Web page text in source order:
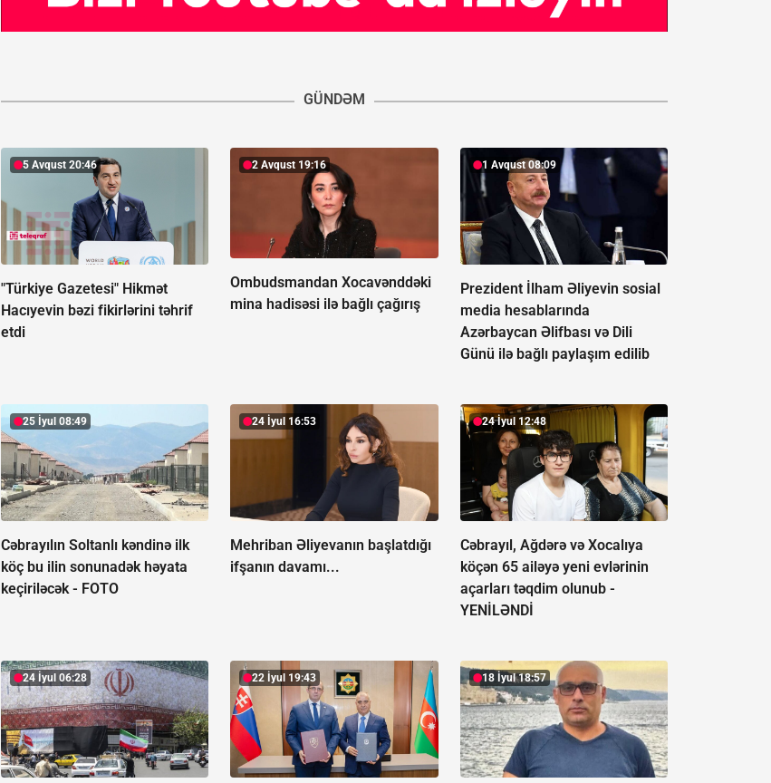
GÜNDƏM
5 Avqust 20:46
"Türkiye Gazetesi" Hikmət
Hacıyevin bəzi fikirlərini təhrif
etdi
2 Avqust 19:16
Ombudsmandan Xocavənddəki
mina hadisəsi ilə bağlı çağırış
1 Avqust 08:09
Prezident İlham Əliyevin sosial
media hesablarında
Azərbaycan Əlifbası və Dili
Günü ilə bağlı paylaşım edilib
25 İyul 08:49
Cəbrayılın Soltanlı kəndinə ilk
köç bu ilin sonunadək həyata
keçiriləcək - FOTO
24 İyul 16:53
Mehriban Əliyevanın başlatdığı
ifşanın davamı...
24 İyul 12:48
Cəbrayıl, Ağdərə və Xocalıya
köçən 65 ailəyə yeni evlərinin
açarları təqdim olunub -
YENİLƏNDİ
24 İyul 06:28 22 İyul 19:43 18 İyul 18:57